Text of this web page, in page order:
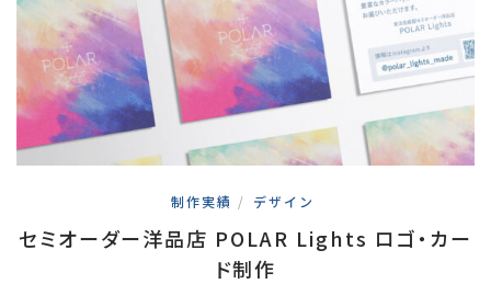
制作実績 / デザイン
セミオーダー洋品店 POLAR Lights ロゴ・カー
ド制作